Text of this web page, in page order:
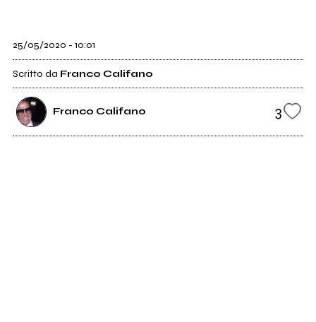
25/05/2020 - 10:01
Scritto da Franco Califano
Franco Califano 3